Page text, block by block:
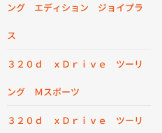
ング エディション ジョイプラ
ス
３２０ｄ ｘＤｒｉｖｅ ツーリ
ング Ｍスポーツ
３２０ｄ ｘＤｒｉｖｅ ツーリ